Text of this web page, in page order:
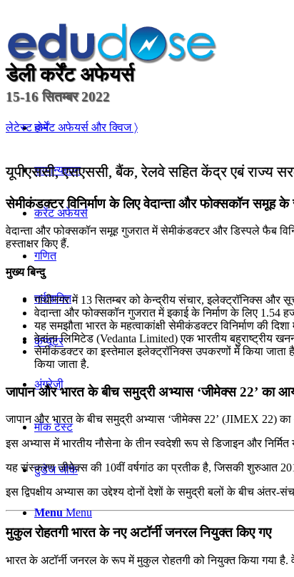
होम
सामान्यज्ञान
करेंट अफेयर्स
गणित
तर्कशक्ति
कंप्यूटर
अंग्रेजी
मॉक टेस्ट
टुडेज जीके
Menu Menu
डेली कर्रेंट अफेयर्स
15-16 सितम्बर 2022
लेटेस्ट कर्रेंट अफेयर्स और क्विज 〉
यूपीएससी, एसएससी, बैंक, रेलवे सहित केंद्र एबं राज्य
सेमीकंडक्‍टर विनिर्माण के लिए वेदान्‍ता और फोक्‍सकॉन समूह
वेदान्‍ता और फोक्‍सकॉन समूह गुजरात में सेमीकंडक्‍टर और डिस्‍पले फैब
हस्‍ताक्षर किए हैं.
मुख्य बिन्दु
गांधीनगर में 13 सितम्बर को केन्द्रीय संचार, इलेक्‍ट्रॉनिक्‍स और
वेदान्‍ता और फोक्‍सकॉन गुजरात में इकाई के निर्माण के लिए
यह समझौता भारत के महत्वाकांक्षी सेमीकंडक्‍टर विनिर्माण की
वेदांता लिमिटेड (Vedanta Limited) एक भारतीय बहुराष्ट्रीय
सेमीकंडक्टर का इस्तेमाल इलेक्ट्रॉनिक्स उपकरणों में किया जाता
किया जाता है.
जापान और भारत के बीच समुद्री अभ्यास ‘जीमेक्स 22’ का
जापान और भारत के बीच समुद्री अभ्यास ‘जीमेक्स 22’ (JIMEX 22)
इस अभ्यास में भारतीय नौसेना के तीन स्वदेशी रूप से डिजाइन और
यह संस्करण जीमेक्स की 10वीं वर्षगांठ का प्रतीक है, जिसकी शुरुआत
इस द्विपक्षीय अभ्यास का उद्देश्य दोनों देशों के समुद्री बलों के बीच अंतर-
मुकुल रोहतगी भारत के नए अटॉर्नी जनरल नियुक्त किए गए
भारत के अटॉर्नी जनरल के रूप में मुकुल रोहतगी को नियुक्त किया गया